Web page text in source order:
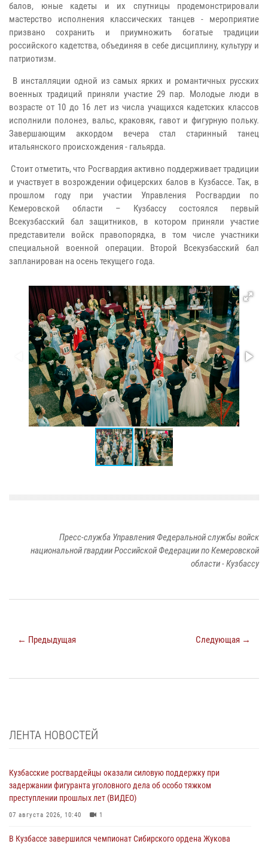
балов, юные кадеты и их спутницы продемонстрировали
мастерство исполнения классических танцев - мероприятие
призвано сохранить и приумножить богатые традиции
российского кадетства, объединяя в себе дисциплину, культуру и
патриотизм.
В инсталляции одной из самых ярких и романтичных русских
военных традиций приняли участие 29 пар. Молодые люди в
возрасте от 10 до 16 лет из числа учащихся кадетских классов
исполнили полонез, вальс, краковяк, гавот и фигурную польку.
Завершающим аккордом вечера стал старинный танец
итальянского происхождения - гальярда.
Стоит отметить, что Росгвардия активно поддерживает традиции
и участвует в возрождении офицерских балов в Кузбассе. Так, в
прошлом году при участии Управления Росгвардии по
Кемеровской области – Кузбассу состоялся первый
Всекузбасский бал защитников, в котором приняли участие
представители войск правопорядка, в том числе участники
специальной военной операции. Второй Всекузбасский бал
запланирован на осень текущего года.
Пресс-служба Управления Федеральной службы войск
национальной гвардии Российской Федерации по Кемеровской
области - Кузбассу
← Предыдущая Следующая →
ЛЕНТА НОВОСТЕЙ
Кузбасские росгвардейцы оказали силовую поддержку при
задержании фигуранта уголовного дела об особо тяжком
преступлении прошлых лет (ВИДЕО)
07 августа 2026, 10:40 1
В Кузбассе завершился чемпионат Сибирского ордена Жукова